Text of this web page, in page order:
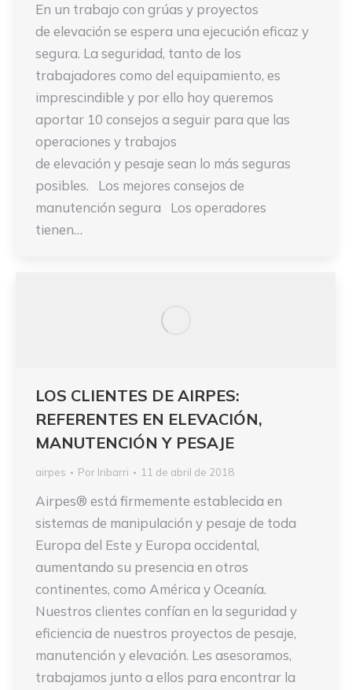
En un trabajo con grúas y proyectos
de elevación se espera una ejecución eficaz y
segura. La seguridad, tanto de los
trabajadores como del equipamiento, es
imprescindible y por ello hoy queremos
aportar 10 consejos a seguir para que las
operaciones y trabajos
de elevación y pesaje sean lo más seguras
posibles. Los mejores consejos de
manutención segura Los operadores
tienen…
LOS CLIENTES DE AIRPES:
REFERENTES EN ELEVACIÓN,
MANUTENCIÓN Y PESAJE
airpes Por Iribarri 11 de abril de 2018
Airpes® está firmemente establecida en
sistemas de manipulación y pesaje de toda
Europa del Este y Europa occidental,
aumentando su presencia en otros
continentes, como América y Oceanía.
Nuestros clientes confían en la seguridad y
eficiencia de nuestros proyectos de pesaje,
manutención y elevación. Les asesoramos,
trabajamos junto a ellos para encontrar la